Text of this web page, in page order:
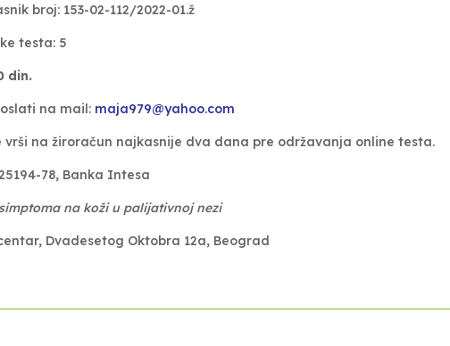
broj: 153-02-112/2022-01.ž
testa: 5
din.
na mail: maja979@yahoo.com
vrši na žiroračun najkasnije dva dana pre održavanja online testa.
78, Banka Intesa
na koži u palijativnoj nezi
Dvadesetog Oktobra 12a, Beograd